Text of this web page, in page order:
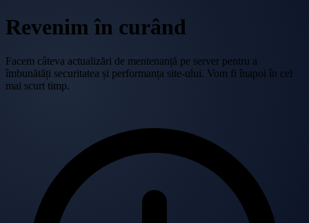
Revenim în curând
Facem câteva actualizări de mentenanță pe server pentru a
îmbunătăți securitatea și performanța site-ului. Vom fi înapoi în cel
mai scurt timp.